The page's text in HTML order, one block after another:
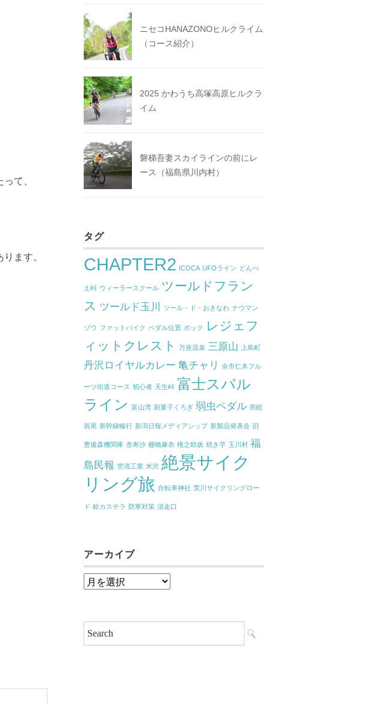
て、
ます。
ニセコHANAZONOヒルクライム
（コース紹介）
2025 かわうち高塚高原ヒルクラ
イム
磐梯吾妻スカイラインの前にレ
ース（福島県川内村）
タグ
CHAPTER2 ICOCA UFOライン どんべ
え峠 ウィーラースクール ツールドフラン
ス ツールド玉川 ツール・ド・おきなわ ナウマン
ゾウ ファットバイク ペダル位置 ポック
レジェフ
ィットクレスト
万座温泉 三原山 上島町
丹沢ロイヤルカレー 亀チャリ 余市仁木フル
ーツ街道コース 初心者 天生峠 富士スバル
ライン
富山湾 廚菓子くろぎ 弱虫ペダル 房総
斑尾 新幹線輪行 新潟日報メディアシップ 新製品発表会 旧
豊後森機関庫 杏寿沙 棚橋麻衣 権之助坂 焼き芋 玉川村 福
島民報 管清工業 米沢 絶景サイク
リング旅 自転車神社 荒川サイクリングロー
ド 鈴カステラ 防寒対策 須走口
アーカイブ
ア
イ